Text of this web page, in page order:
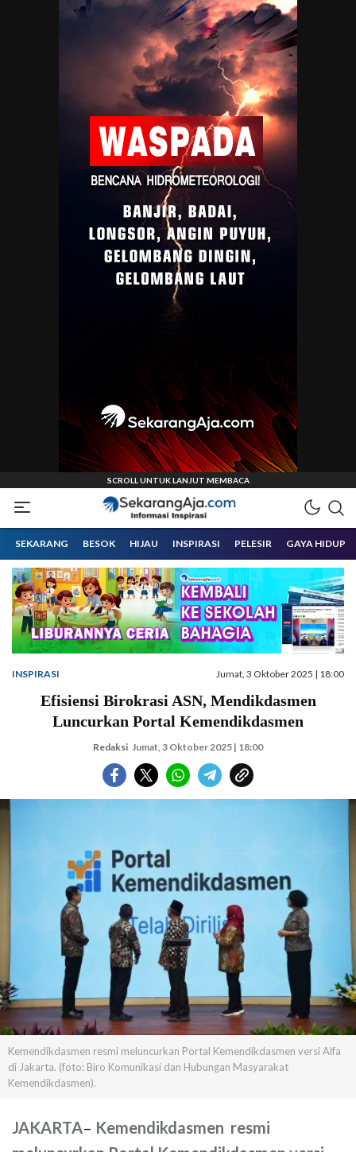
Sekarangaja
Informasi Inspirasi Malang Raya
SEKARANG BESOK HIJAU INSPIRASI PELESIR GAYA HIDUP
INSPIRASI Jumat, 3 Oktober 2025 | 18:00
Efisiensi Birokrasi ASN, Mendikdasmen
Luncurkan Portal Kemendikdasmen
Redaksi Jumat, 3 Oktober 2025 | 18:00
Kemendikdasmen resmi meluncurkan Portal Kemendikdasmen versi Alfa
di Jakarta. (foto: Biro Komunikasi dan Hubungan Masyarakat
Kemendikdasmen).
JAKARTA– Kemendikdasmen resmi